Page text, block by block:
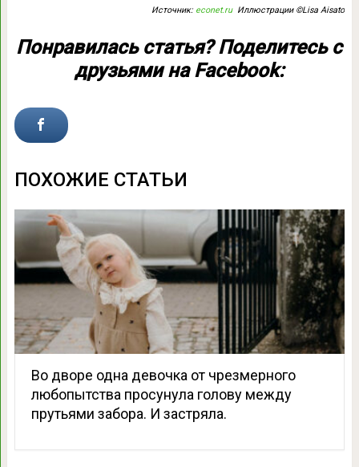
Источник: econet.ruИллюстрации ©Lisa Aisato
Понравилась статья? Поделитесь с
друзьями на Facebook:
ПОХОЖИЕ СТАТЬИ
Во дворе одна девочка от чрезмерного
любопытства просунула голову между
прутьями забора. И застряла.